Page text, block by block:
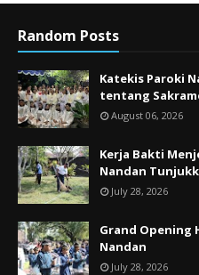
Random Posts
Katekis Paroki
tentang
August 06, 2026
Kerja Bakti
Nandan
July 28, 2026
Grand Opening
Nandan
July 28, 2026